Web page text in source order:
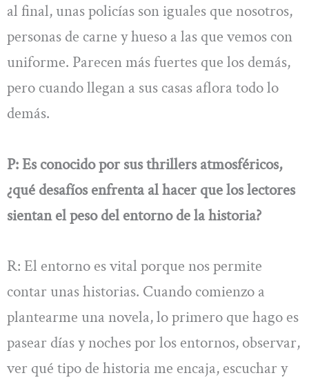
al final, unas policías son iguales que nosotros,
personas de carne y hueso a las que vemos con
uniforme. Parecen más fuertes que los demás,
pero cuando llegan a sus casas aflora todo lo
demás.
P: Es conocido por sus thrillers atmosféricos,
¿qué desafíos enfrenta al hacer que los lectores
sientan el peso del entorno de la historia?
R: El entorno es vital porque nos permite
contar unas historias. Cuando comienzo a
plantearme una novela, lo primero que hago es
pasear días y noches por los entornos, observar,
ver qué tipo de historia me encaja, escuchar y